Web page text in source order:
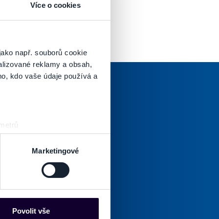
Více o cookies
např. souborů cookie
reklamy a obsah,
kdo vaše údaje používá a
prstu)
. Svůj souhlas
mohou představovat
obsahu a reklam.
Marketingové
Povolit vše
pošty.
Tento
súhlas
povinný